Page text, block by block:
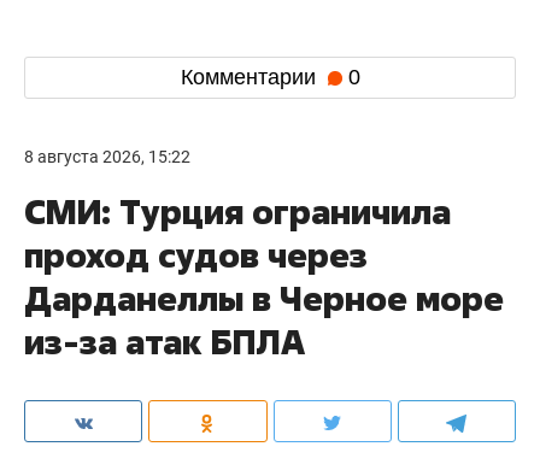
Комментарии 0
8 августа 2026, 15:22
СМИ: Турция ограничила
проход судов через
Дарданеллы в Черное море
из-за атак БПЛА